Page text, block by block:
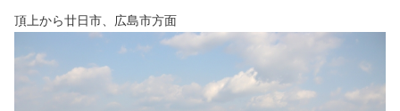
頂上から廿日市、広島市方面